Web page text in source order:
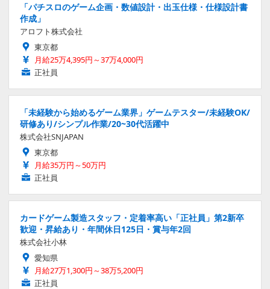
「パチスロのゲーム企画・数値設計・出玉仕様・仕様設計書
作成」
アロフト株式会社
東京都
月給25万4,395円～37万4,000円
正社員
「未経験から始めるゲーム業界」ゲームテスター/未経験OK/
研修あり/シンプル作業/20~30代活躍中
株式会社SNJAPAN
東京都
月給35万円～50万円
正社員
カードゲーム製造スタッフ・定着率高い「正社員」第2新卒
歓迎・昇給あり・年間休日125日・賞与年2回
株式会社小林
愛知県
月給27万1,300円～38万5,200円
正社員